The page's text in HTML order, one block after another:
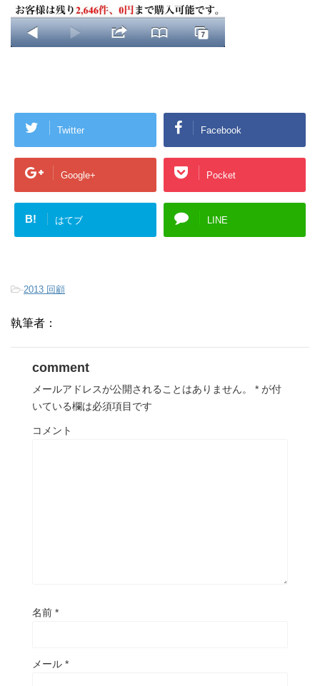
Twitter Facebook
Google+ Pocket
B! はてブ LINE
-2013 回顧
執筆者：
comment
メールアドレスが公開されることはありません。 * が付
いている欄は必須項目です
コメント
名前 *
メール *